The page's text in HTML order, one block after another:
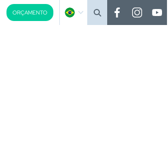
ORÇAMENTO